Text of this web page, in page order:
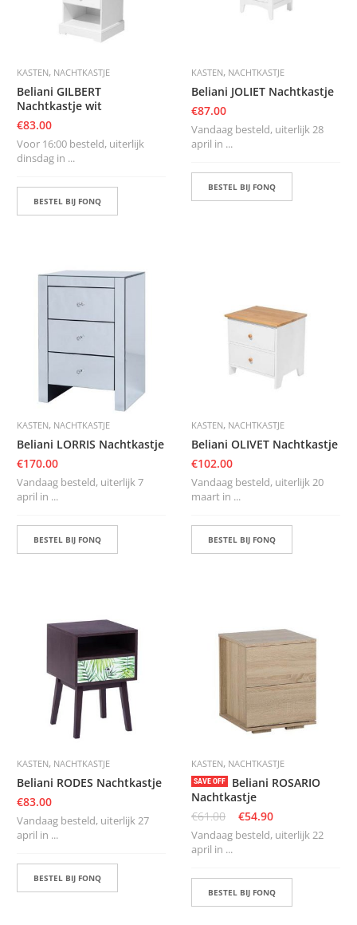
KASTEN, NACHTKASTJE
Beliani GILBERT
Nachtkastje wit
€83.00
Voor 16:00 besteld, uiterlijk
dinsdag in ...
BESTEL BIJ FONQ
KASTEN, NACHTKASTJE
Beliani JOLIET Nachtkastje
€87.00
Vandaag besteld, uiterlijk 28
april in ...
BESTEL BIJ FONQ
KASTEN, NACHTKASTJE
Beliani LORRIS Nachtkastje
€170.00
Vandaag besteld, uiterlijk 7
april in ...
BESTEL BIJ FONQ
KASTEN, NACHTKASTJE
Beliani OLIVET Nachtkastje
€102.00
Vandaag besteld, uiterlijk 20
maart in ...
BESTEL BIJ FONQ
KASTEN, NACHTKASTJE
Beliani RODES Nachtkastje
€83.00
Vandaag besteld, uiterlijk 27
april in ...
BESTEL BIJ FONQ
KASTEN, NACHTKASTJE
SAVE OFF
Beliani ROSARIO
Nachtkastje
€61.00 €54.90
Vandaag besteld, uiterlijk 22
april in ...
BESTEL BIJ FONQ